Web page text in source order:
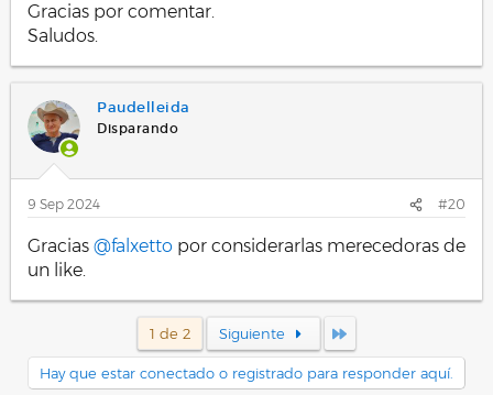
Gracias por comentar.
Saludos.
Paudelleida
Disparando
9 Sep 2024 #20
Gracias @falxetto por considerarlas merecedoras de
un like.
1 de 2 Siguiente
Hay que estar conectado o registrado para responder aquí.